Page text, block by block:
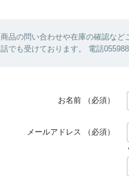
商品の問い合わせや在庫の確認な
話でも受けております。 電話
お名前 （必須）
メールアドレス （必須）